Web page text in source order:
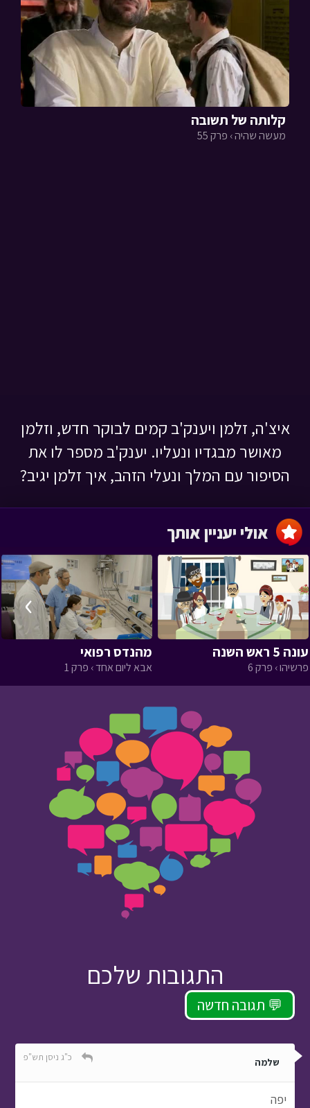
קלותה של תשובה
מעשה שהיה › פרק 55
איצ'ה, זלמן ויענק'ב קמים לבוקר חדש, וזלמן
מאושר מבגדיו ונעליו. יענק'ב מספר לו את
הסיפור עם המלך ונעלי הזהב, איך זלמן יגיב?
עונה 5 ראש השנה
פרשיהו › פרק 6
מהנדס רפואי
אבא ליום אחד › פרק 1
‹
›
התגובות שלכם
תגובה חדשה 💬
שלמה כ"ג ניסן תש"פ
יפה